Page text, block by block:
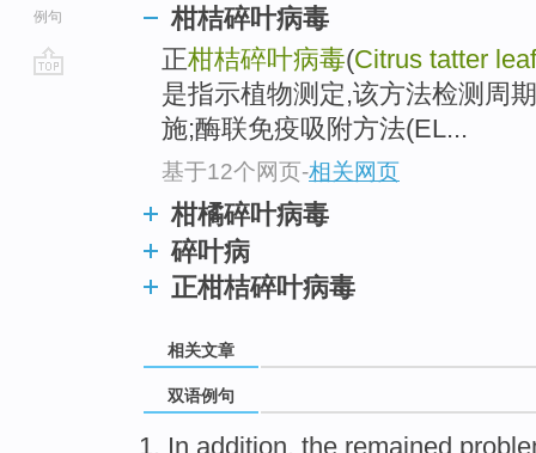
例句
柑桔碎叶病毒
正柑桔碎叶病毒(Citrus tatter
是指示植物测定,该方法检测周
施;酶联免疫吸附方法(EL...
基于12个网页-相关网页
柑橘碎叶病毒
碎叶病
正柑桔碎叶病毒
相关文章
双语例句
In addition, the remained